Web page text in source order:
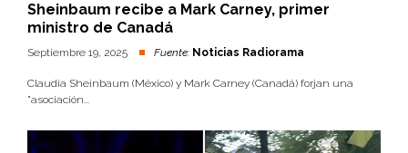
Sheinbaum recibe a Mark Carney, primer
ministro de Canadá
Septiembre 19, 2025 Fuente: Noticias Radiorama
Claudia Sheinbaum (México) y Mark Carney (Canadá) forjan una
"asociación...